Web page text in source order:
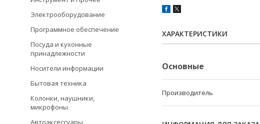
ХАРАКТЕРИСТИКИ
Основные
Производитель
Электрооборудование
Программное обеспечение
Посуда и кухонные
принадлежности
Носители информации
Бытовая техника
Колонки, наушники,
микрофоны
Автоаксессуары